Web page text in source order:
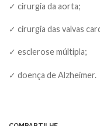
✓ cirurgia da aorta;
✓ cirurgia das valvas
✓ esclerose múltipla;
✓ doença de Alzheimer.